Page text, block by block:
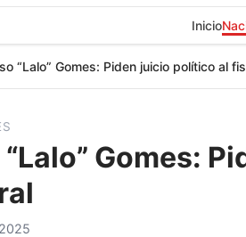
Inicio
“Lalo” Gomes: Piden juicio político al
“Lalo” Gomes: